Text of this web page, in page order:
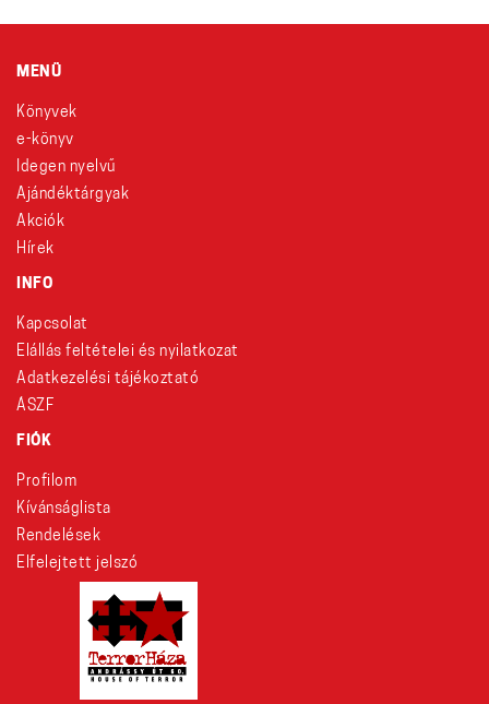
MENÜ
Könyvek
e-könyv
Idegen nyelvű
Ajándéktárgyak
Akciók
Hírek
INFO
Kapcsolat
Elállás feltételei és nyilatkozat
Adatkezelési tájékoztató
ÁSZF
FIÓK
Profilom
Kívánságlista
Rendelések
Elfelejtett jelszó